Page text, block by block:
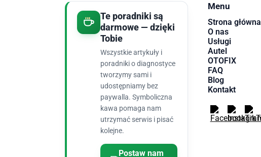
Te poradniki są
darmowe — dzięki
Tobie
Wszystkie artykuły i
poradniki o diagnostyce
tworzymy sami i
udostępniamy bez
paywalla. Symboliczna
kawa pomaga nam
utrzymać serwis i pisać
kolejne.
Postaw nam
Menu
Strona główna
O nas
Usługi
Autel
OTOFIX
FAQ
Blog
Kontakt